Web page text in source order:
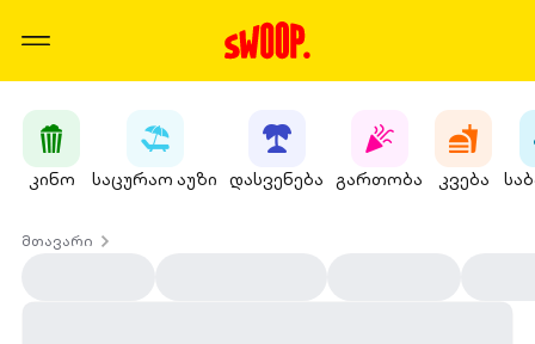
კინო საცურაო აუზი დასვენება გართობა კვება
მთავარი